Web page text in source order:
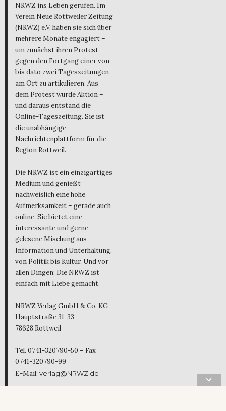
NRWZ ins Leben gerufen. Im
Verein Neue Rottweiler Zeitung
(NRWZ) e.V. haben sie sich über
mehrere Monate engagiert –
um zunächst ihren Protest
gegen den Fortgang einer von
bis dato zwei Tageszeitungen
am Ort zu artikulieren. Aus
dem Protest wurde Aktion –
und daraus entstand die
Online-Tageszeitung. Sie ist
die unabhängige
Nachrichtenplattform für die
Region Rottweil.
Die NRWZ ist ein einzigartiges
Medium und genießt
nachweislich eine hohe
Aufmerksamkeit – gerade auch
online. Sie bietet eine
interessante und gerne
gelesene Mischung aus
Information und Unterhaltung,
von Politik bis Kultur. Und vor
allen Dingen: Die NRWZ ist
einfach mit Liebe gemacht.
NRWZ Verlag GmbH & Co. KG
Hauptstraße 31-33
78628 Rottweil
Tel. 0741-320790-50 – Fax
0741-320790-99
E-Mail: verlag@NRWZ.de